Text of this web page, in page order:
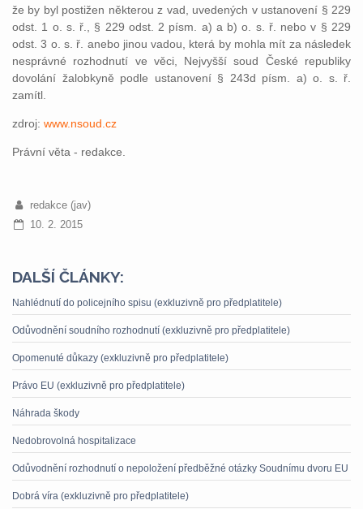
že by byl postižen některou z vad, uvedených v ustanovení § 229
odst. 1 o. s. ř., § 229 odst. 2 písm. a) a b) o. s. ř. nebo v § 229
odst. 3 o. s. ř. anebo jinou vadou, která by mohla mít za následek
nesprávné rozhodnutí ve věci, Nejvyšší soud České republiky
dovolání žalobkyně podle ustanovení § 243d písm. a) o. s. ř.
zamítl.
zdroj: www.nsoud.cz
Právní věta - redakce.
redakce (jav)
10. 2. 2015
DALŠÍ ČLÁNKY:
Nahlédnutí do policejního spisu (exkluzivně pro předplatitele)
Odůvodnění soudního rozhodnutí (exkluzivně pro předplatitele)
Opomenuté důkazy (exkluzivně pro předplatitele)
Právo EU (exkluzivně pro předplatitele)
Náhrada škody
Nedobrovolná hospitalizace
Odůvodnění rozhodnutí o nepoložení předběžné otázky Soudnímu dvoru EU
Dobrá víra (exkluzivně pro předplatitele)